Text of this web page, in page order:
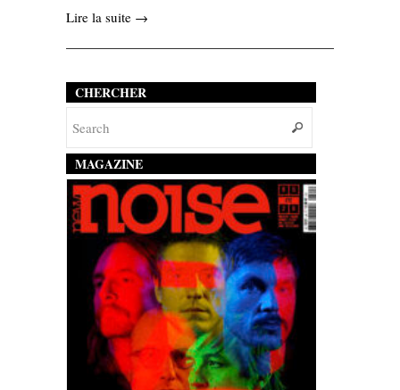
Lire la suite →
CHERCHER
MAGAZINE